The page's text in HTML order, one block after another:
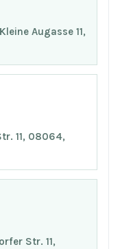
Augasse 11,
11, 08064,
Str. 11,